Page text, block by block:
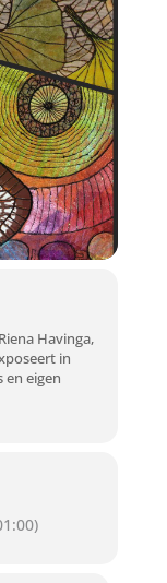
Havinga,
in
en eigen